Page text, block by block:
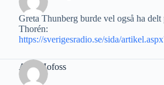
Greta Thunberg burde vel også ha
Thorén:
https://sverigesradio.se/sida/
Arne Hofoss